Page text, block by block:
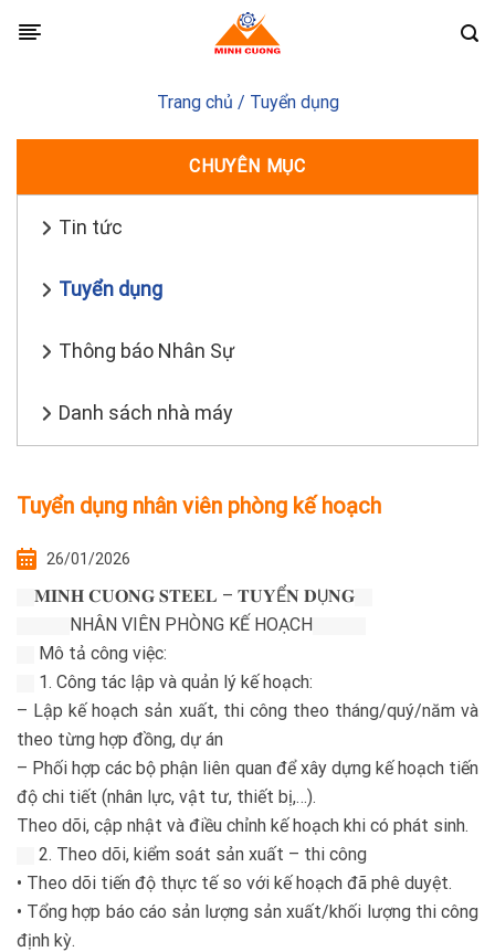
Trang chủ / Tuyển dụng
CHUYÊN MỤC
Tin tức
Tuyển dụng
Thông báo Nhân Sự
Danh sách nhà máy
Tuyển dụng nhân viên phòng kế hoạch
26/01/2026
𝐌𝐈𝐍𝐇 𝐂𝐔𝐎𝐍𝐆 𝐒𝐓𝐄𝐄𝐋 – 𝐓𝐔𝐘Ể𝐍 𝐃Ụ𝐍𝐆
NHÂN VIÊN PHÒNG KẾ HOẠCH
Mô tả công việc:
1. Công tác lập và quản lý kế hoạch:
– Lập kế hoạch sản xuất, thi công theo tháng/quý/năm và
theo từng hợp đồng, dự án
– Phối hợp các bộ phận liên quan để xây dựng kế hoạch tiến
độ chi tiết (nhân lực, vật tư, thiết bị,…).
Theo dõi, cập nhật và điều chỉnh kế hoạch khi có phát sinh.
2. Theo dõi, kiểm soát sản xuất – thi công
• Theo dõi tiến độ thực tế so với kế hoạch đã phê duyệt.
• Tổng hợp báo cáo sản lượng sản xuất/khối lượng thi công
định kỳ.